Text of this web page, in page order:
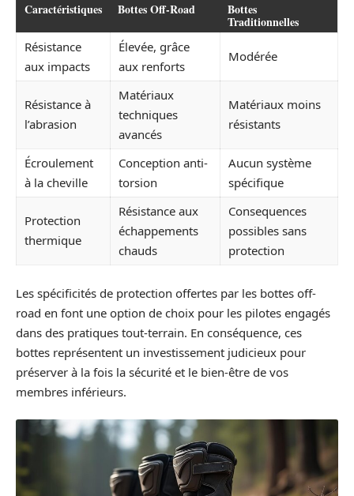
Caractéristiques Bottes Off-Road Bottes
Traditionnelles
Résistance
aux impacts
Élevée, grâce
aux renforts
Modérée
Résistance à
l’abrasion
Matériaux
techniques
avancés
Matériaux moins
résistants
Écroulement
à la cheville
Conception anti-
torsion
Aucun système
spécifique
Protection
thermique
Résistance aux
échappements
chauds
Consequences
possibles sans
protection
Les spécificités de protection offertes par les bottes off-
road en font une option de choix pour les pilotes engagés
dans des pratiques tout-terrain. En conséquence, ces
bottes représentent un investissement judicieux pour
préserver à la fois la sécurité et le bien-être de vos
membres inférieurs.